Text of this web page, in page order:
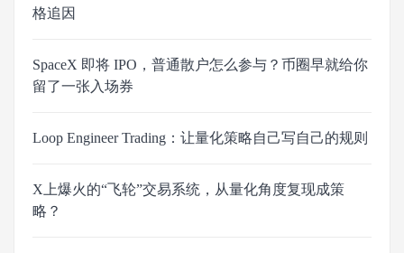
格追因
SpaceX 即将 IPO，普通散户怎么参与？币圈早就给你
留了一张入场券
Loop Engineer Trading：让量化策略自己写自己的规则
X上爆火的“飞轮”交易系统，从量化角度复现成策
略？